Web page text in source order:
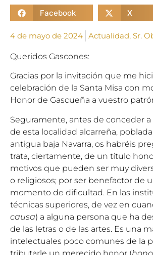
Facebook X
4 de mayo de 2024 Actualidad, Sr.
Queridos Gascones:
Gracias por la invitación que me
celebración de la Santa Misa con
Honor de Gascueña a vuestro
Seguramente, antes de conceder
de esta localidad alcarreña,
antigua baja Navarra, os habréis
trata, ciertamente, de un título
motivos que pueden ser muy
o religiosos; por ser benefactor de
momento de dificultad. En las
técnicas superiores, de vez en
causa) a alguna persona que ha
de las letras o de las artes. Es una
intelectuales poco comunes de la